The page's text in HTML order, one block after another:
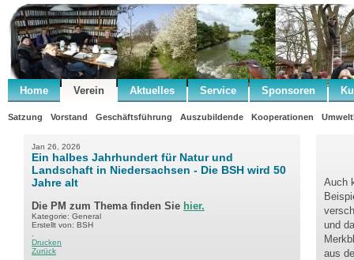
Home Verein Aktuelles Service Sponsoren
Satzung Vorstand Geschäftsführung Auszubildende Kooperationen
Jan 26, 2026
Ein halbes Jahrhundert für Natur und
Landschaft in Niedersachsen - Die BSH wird 50
Jahre alt
Die PM zum Thema finden Sie hier.
Kategorie: General
Erstellt von: BSH
Drucken
Zurück
Auch
und
aus